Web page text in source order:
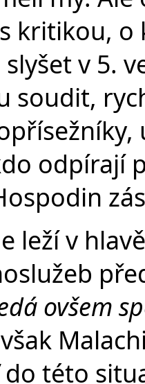
kritikou,
v 5.
soudit,
odpírají
leží v
ovšem
této